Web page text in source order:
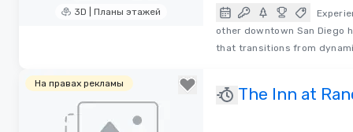
3D | Планы этажей
other downtown San Diego
that transitions from
На правах рекламы
The Inn at